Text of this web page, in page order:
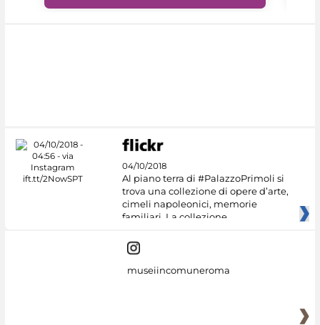
04/10/2018
Al piano terra di #PalazzoPrimoli si
trova una collezione di opere d’arte,
cimeli napoleonici, memorie
familiari. La collezione
museiincomuneroma